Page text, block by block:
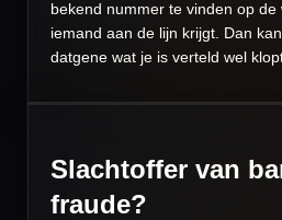
bekend nummer te vinden op
iemand aan de lijn krijgt. Dan
datgene wat je is verteld wel
Slachtoffer van
fraude?